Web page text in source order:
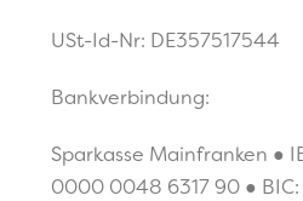
USt-Id-Nr: DE357517544
Bankverbindung:
Sparkasse Mainfranken ●
0000 0048 6317 90 ● BIC: